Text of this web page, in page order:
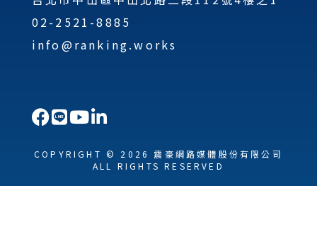
02-2521-8885
info@ranking.works
COPYRIGHT © 2026 震豪網路媒體股份有限公司
ALL RIGHTS RESERVED